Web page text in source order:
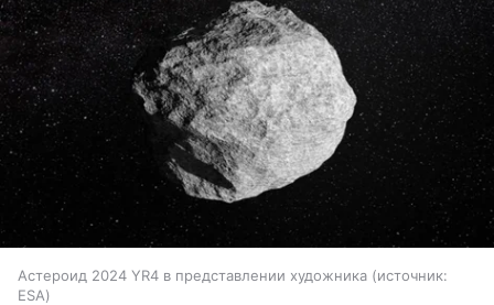
Астероид 2024 YR4 в представлении художника
источник:
ESA